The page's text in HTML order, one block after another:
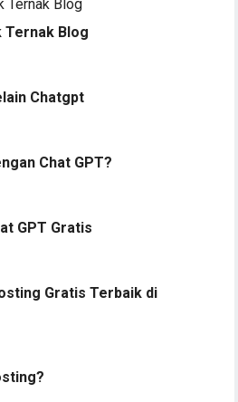
Ternak Blog
Chatgpt
Chat GPT?
GPT Gratis
Gratis Terbaik di